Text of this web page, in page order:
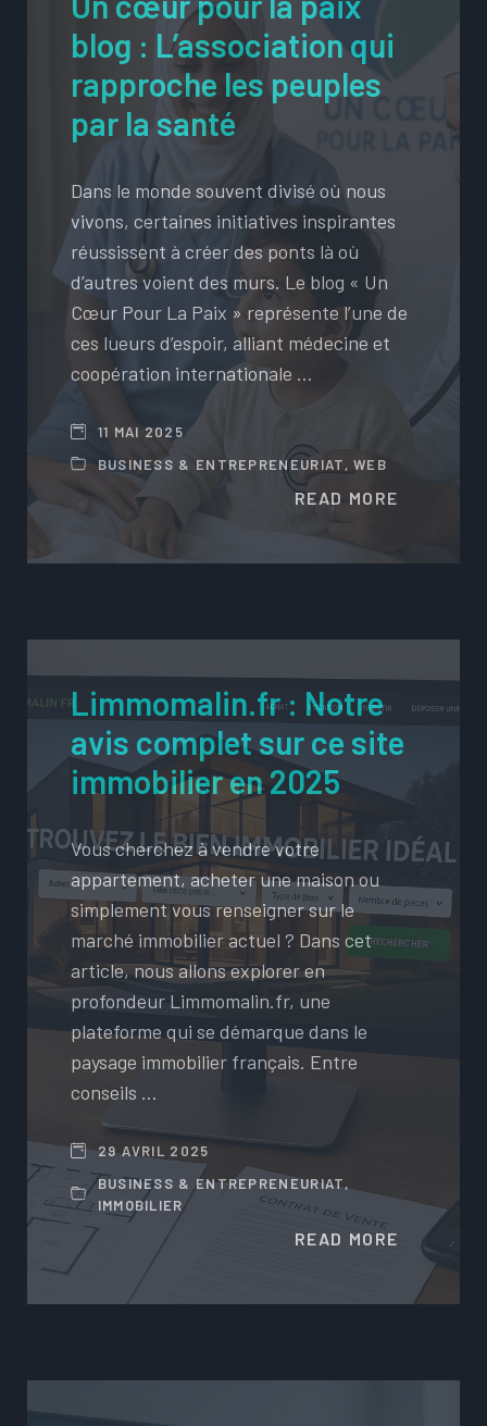
blog : L’association qui
rapproche les peuples
par la santé
Dans le monde souvent divisé où nous
vivons, certaines initiatives inspirantes
réussissent à créer des ponts là où
d’autres voient des murs. Le blog « Un
Cœur Pour La Paix » représente l’une de
ces lueurs d’espoir, alliant médecine et
coopération internationale …
11 MAI 2025
BUSINESS & ENTREPRENEURIAT,WEB
READ MORE
Limmomalin.fr : Notre
avis complet sur ce site
immobilier en 2025
Vous cherchez à vendre votre
appartement, acheter une maison ou
simplement vous renseigner sur le
marché immobilier actuel ? Dans cet
article, nous allons explorer en
profondeur Limmomalin.fr, une
plateforme qui se démarque dans le
paysage immobilier français. Entre
conseils …
29 AVRIL 2025
BUSINESS & ENTREPRENEURIAT,
IMMOBILIER
READ MORE